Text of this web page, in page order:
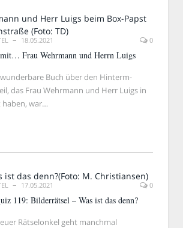
18.05.2021 0
Frau Wehrmann und Herrn Luigs
wunderbare Buch über den Hinterm-
das Frau Wehrmann und Herr Luigs in
haben, war…
17.05.2021 0
119: Bilderrätsel – Was ist das denn?
euer Rätselonkel geht manchmal